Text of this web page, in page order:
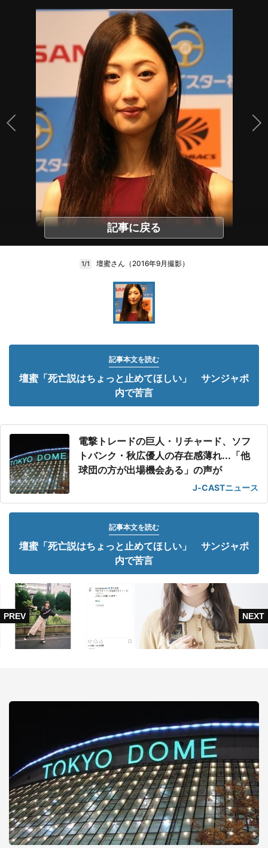
記事に戻る
1/1 壇蜜さん（2016年9月撮影）
記事本文を読む
壇蜜「死亡説はちょっと止めてほしい」 サンジャポ
内で苦言
電撃トレードの巨人・リチャード、ソフ
トバンク・秋広優人の存在感薄れ...「他
球団の方が出場機会ある」の声が
J-CASTニュース
記事本文を読む
壇蜜「死亡説はちょっと止めてほしい」 サンジャポ
内で苦言